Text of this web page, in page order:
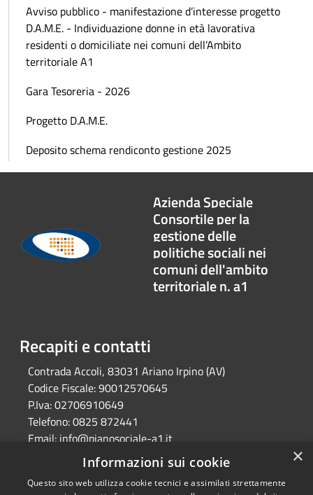
Avviso pubblico - manifestazione d’interesse progetto
D.A.M.E. - Individuazione donne in età lavorativa
residenti o domiciliate nei comuni dell’Ambito
territoriale A1
Gara Tesoreria - 2026
Progetto D.A.M.E.
Deposito schema rendiconto gestione 2025
Azienda Speciale
Consortile per la
gestione delle
politiche sociali nei
comuni dell'ambito
territoriale n. a1
Recapiti e contatti
Contrada Accoli, 83031 Ariano Irpino (AV)
Codice Fiscale:90012570645
P.Iva:02706910649
Telefono:0825 872441
Email: info@pianosociale-a1.it
consorzioa1@legalmail.it ×
Informazioni sui cookie
Questo sito web utilizza cookie tecnici e assimilati strettamente